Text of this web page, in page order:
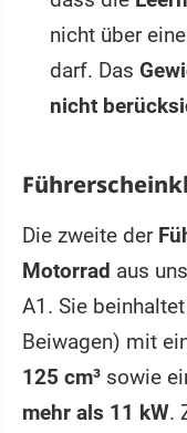
nicht über
darf. Das
nicht
Die zweite der
Motorrad aus
A1. Sie beinhaltet
Beiwagen) mit
125 cm³ sowie
mehr als 11 kW.